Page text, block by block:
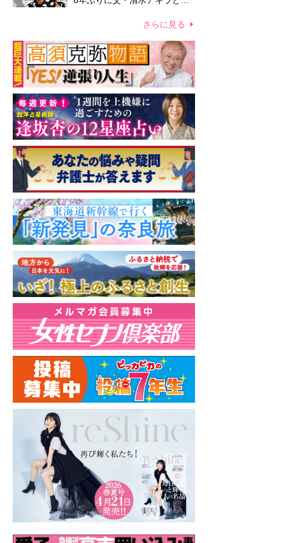
ていたが…周囲が懸念していた
さらに見る